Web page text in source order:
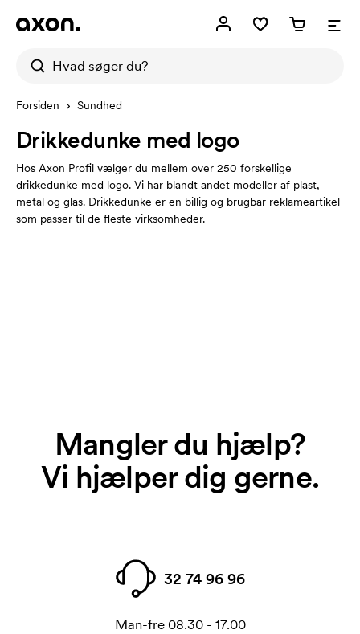
Forsiden Sundhed
Drikkedunke med logo
Hos Axon Profil vælger du mellem over 250 forskellige
drikkedunke med logo. Vi har blandt andet modeller af plast,
metal og glas. Drikkedunke er en billig og brugbar reklameartikel
som passer til de fleste virksomheder.
Mangler du hjælp?
Vi hjælper dig gerne.
32 74 96 96
Man-fre 08.30 - 17.00